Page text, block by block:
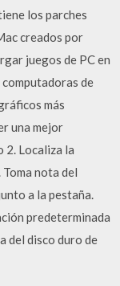
los parches
creados por
juegos de PC en
de
más
una mejor
2. Localiza la
nota del
a la pestaña.
predeterminada
del disco duro de